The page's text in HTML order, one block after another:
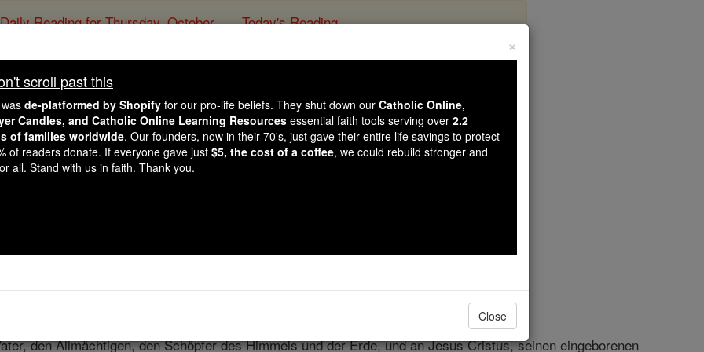
Daily Reading for Thursday, October ... Today's Reading
The Rosary in German
Catholic Online Prayers
des Sohnes und des Heiligen Geistes. Amen.
den Allmächtigen, den Schöpfer des Himmels und der Erde, und an Jesus Cristus, seinen eingeborenen
×
scroll past this
de-platformed by Shopify for our pro-life beliefs. They shut down our Catholic Online,
Candles, and Catholic Online Learning Resources essential faith tools serving over 2.2
of families worldwide. Our founders, now in their 70's, just gave their entire life savings to protect
of readers donate. If everyone gave just $5, the cost of a coffee, we could rebuild stronger and
all. Stand with us in faith. Thank you.
Close